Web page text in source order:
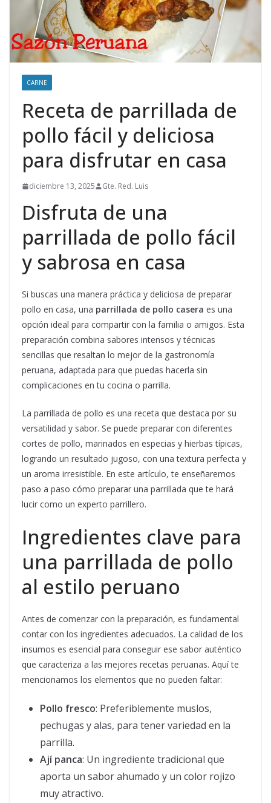
CARNE
Receta de parrillada de
pollo fácil y deliciosa
para disfrutar en casa
diciembre 13, 2025 Gte. Red. Luis
Disfruta de una
parrillada de pollo fácil
y sabrosa en casa
Si buscas una manera práctica y deliciosa de preparar
pollo en casa, una parrillada de pollo casera es una
opción ideal para compartir con la familia o amigos. Esta
preparación combina sabores intensos y técnicas
sencillas que resaltan lo mejor de la gastronomía
peruana, adaptada para que puedas hacerla sin
complicaciones en tu cocina o parrilla.
La parrillada de pollo es una receta que destaca por su
versatilidad y sabor. Se puede preparar con diferentes
cortes de pollo, marinados en especias y hierbas típicas,
logrando un resultado jugoso, con una textura perfecta y
un aroma irresistible. En este artículo, te enseñaremos
paso a paso cómo preparar una parrillada que te hará
lucir como un experto parrillero.
Ingredientes clave para
una parrillada de pollo
al estilo peruano
Antes de comenzar con la preparación, es fundamental
contar con los ingredientes adecuados. La calidad de los
insumos es esencial para conseguir ese sabor auténtico
que caracteriza a las mejores recetas peruanas. Aquí te
mencionamos los elementos que no pueden faltar:
Pollo fresco: Preferiblemente muslos,
pechugas y alas, para tener variedad en la
parrilla.
Ají panca: Un ingrediente tradicional que
aporta un sabor ahumado y un color rojizo
muy atractivo.